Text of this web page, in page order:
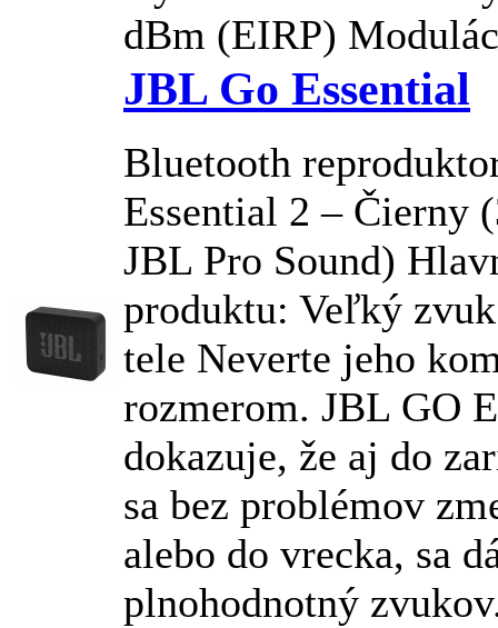
dBm (EIRP)
JBL Go Essential
Bluetooth
Essential 2 – Čierny
JBL Pro Sound)
produktu: Veľký
tele Neverte jeho
rozmerom. JBL GO
dokazuje, že aj do
sa bez problémov
alebo do vrecka, sa
plnohodnotný